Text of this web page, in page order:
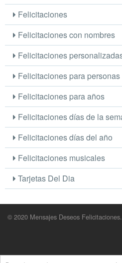
Felicitaciones
Felicitaciones con nombres
Felicitaciones
Felicitaciones para personas
Felicitaciones para años
Felicitaciones días de la
Felicitaciones días del año
Felicitaciones musicales
Tarjetas Del Dia
© 2020 Mensajes Deseos